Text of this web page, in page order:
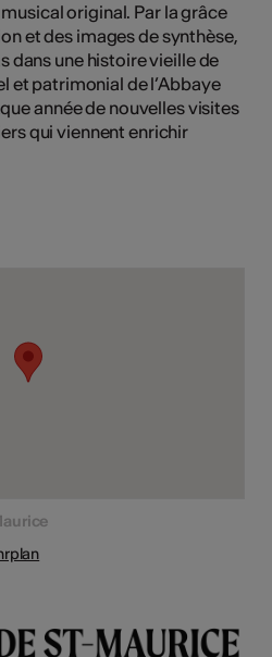
original. Par la grâce
et des images de synthèse,
dans une histoire vieille de
et patrimonial de l’Abbaye
année de nouvelles visites
qui viennent enrichir